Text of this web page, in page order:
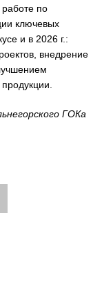
по
ключевых
и в 2026 г.:
внедрение
ГОКа